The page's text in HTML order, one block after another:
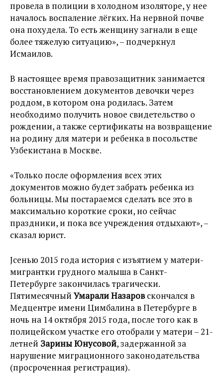
провела в полиции в холодном изоляторе, у нее
началось воспаление лёгких. На нервной почве
она похудела. То есть женщину загнали в еще
более тяжелую ситуацию», –​ подчеркнул
Исмаилов.
В настоящее время правозащитник занимается
восстановлением документов девочки через
роддом, в котором она родилась. Затем
необходимо получить новое свидетельство о
рождении, а также сертификаты на возвращение
на родину для матери и ребенка в посольстве
Узбекистана в Москве.
«Только после оформления всех этих
документов можно будет забрать ребенка из
больницы. Мы постараемся сделать все это в
максимально короткие сроки, но сейчас
праздники, и пока все учреждения отдыхают», –
сказал юрист.
Jсенью 2015 года история с изъятием у матери-
мигрантки грудного малыша в Санкт-
Петербурге закончилась трагически.
Пятимесячный Умарали Назаровскончался в
Медцентре имени Цимбалина в Петербурге в
ночь на 14 октября 2015 года, после того как в
полицейском участке его отобрали у матери – 21-
летней Зарины Юнусовой, задержанной за
нарушение миграционного законодательства
(просроченная регистрация).